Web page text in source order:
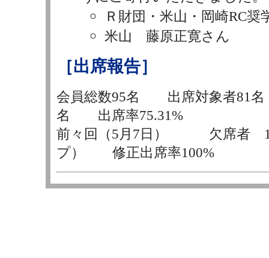
Ｒ財団・米山・岡崎RC
米山 藤原正寛さん
［出席報告］
会員総数95名 出席対象者
名 出席率75.31%
前々回（5月7日） 欠席者
プ） 修正出席率100%